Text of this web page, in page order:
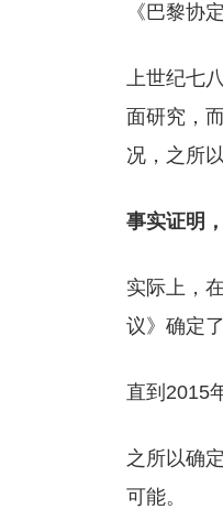
《巴黎协
上世纪七
面研究，
况，之所
事实证明
实际上，
议》确定
直到2015
之所以确
可能。